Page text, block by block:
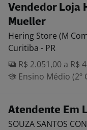
Vendedor Loja
Mueller
Hering Store (M
Curitiba - PR
R$ 2.051,00 a R$
Ensino Médio (2º
Atendente Em
SOUZA SANTOS